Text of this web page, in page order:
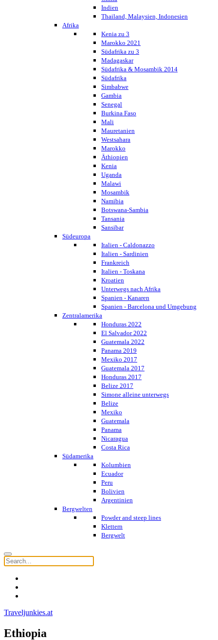
Indien
Thailand, Malaysien, Indonesien
Afrika
Kenia zu 3
Marokko 2021
Südafrika zu 3
Madagaskar
Südafrika & Mosambik 2014
Südafrika
Simbabwe
Gambia
Senegal
Burkina Faso
Mali
Mauretanien
Westsahara
Marokko
Äthiopien
Kenia
Uganda
Malawi
Mosambik
Namibia
Botswana-Sambia
Tansania
Sansibar
Südeuropa
Italien - Caldonazzo
Italien - Sardinien
Frankreich
Italien - Toskana
Kroatien
Unterwegs nach Afrika
Spanien - Kanaren
Spanien - Barcelona und Umgebung
Zentralamerika
Honduras 2022
El Salvador 2022
Guatemala 2022
Panama 2019
Mexiko 2017
Guatemala 2017
Honduras 2017
Belize 2017
Simone alleine unterwegs
Belize
Mexiko
Guatemala
Panama
Nicaragua
Costa Rica
Südamerika
Kolumbien
Ecuador
Peru
Bolivien
Argentinien
Bergwelten
Powder and steep lines
Klettern
Bergwelt
Traveljunkies.at
Ethiopia